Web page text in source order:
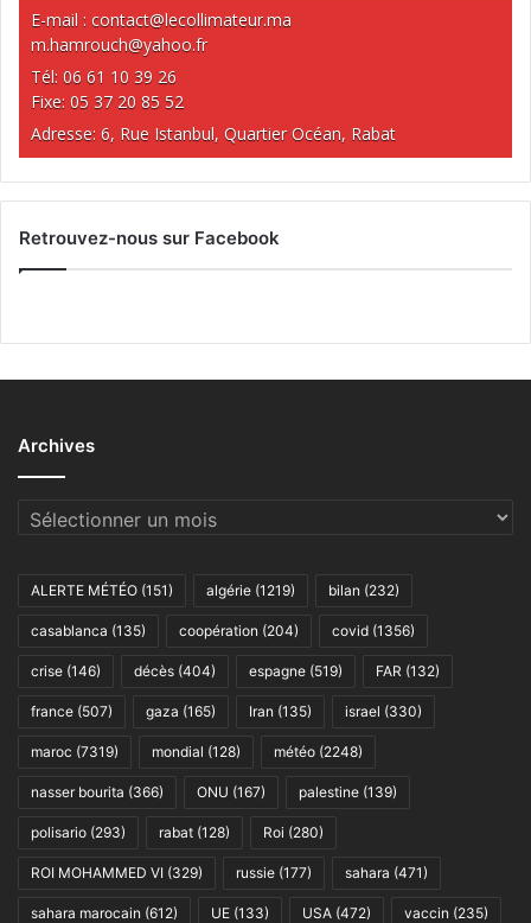
E-mail : contact@lecollimateur.ma
m.hamrouch@yahoo.fr
Tél: 06 61 10 39 26
Fixe: 05 37 20 85 52
Adresse: 6, Rue Istanbul, Quartier Océan, Rabat
Retrouvez-nous sur Facebook
Archives
Archives
ALERTE MÉTÉO (151) algérie (1219) bilan (232)
casablanca (135) coopération (204) covid (1356)
crise (146) décès (404) espagne (519) FAR (132)
france (507) gaza (165) Iran (135) israel (330)
maroc (7319) mondial (128) météo (2248)
nasser bourita (366) ONU (167) palestine (139)
polisario (293) rabat (128) Roi (280)
ROI MOHAMMED VI (329) russie (177) sahara (471)
sahara marocain (612) UE (133) USA (472) vaccin (235)